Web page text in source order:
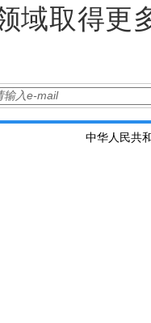
域取得更
中华人民共